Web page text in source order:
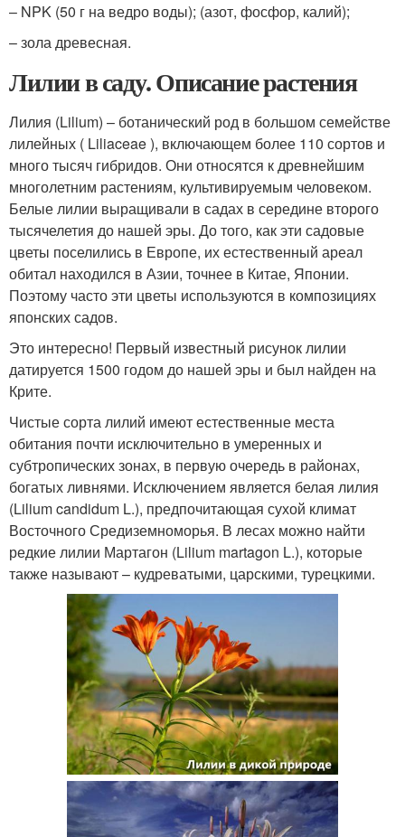
– NPK (50 г на ведро воды); (азот, фосфор, калий);
– зола древесная.
Лилии в саду. Описание растения
Лилия (Lilium) – ботанический род в большом семействе
лилейных ( Liliaceae ), включающем более 110 сортов и
много тысяч гибридов. Они относятся к древнейшим
многолетним растениям, культивируемым человеком.
Белые лилии выращивали в садах в середине второго
тысячелетия до нашей эры. До того, как эти садовые
цветы поселились в Европе, их естественный ареал
обитал находился в Азии, точнее в Китае, Японии.
Поэтому часто эти цветы используются в композициях
японских садов.
Это интересно! Первый известный рисунок лилии
датируется 1500 годом до нашей эры и был найден на
Крите.
Чистые сорта лилий имеют естественные места
обитания почти исключительно в умеренных и
субтропических зонах, в первую очередь в районах,
богатых ливнями. Исключением является белая лилия
(Lilium candidum L.), предпочитающая сухой климат
Восточного Средиземноморья. В лесах можно найти
редкие лилии Мартагон (Lilium martagon L.), которые
также называют – кудреватыми, царскими, турецкими.